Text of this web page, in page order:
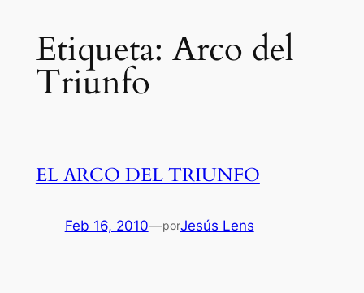
Etiqueta: Arco del
Triunfo
EL ARCO DEL TRIUNFO
Feb 16, 2010—porJesús Lens